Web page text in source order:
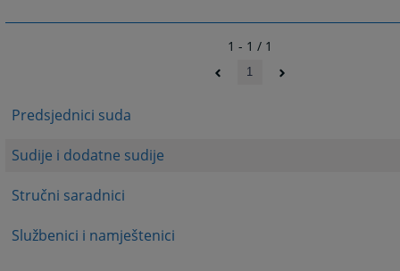
Predsjednici suda
Sudije i dodatne sudije
Stručni saradnici
Službenici i namještenici
1 - 1 / 1
1